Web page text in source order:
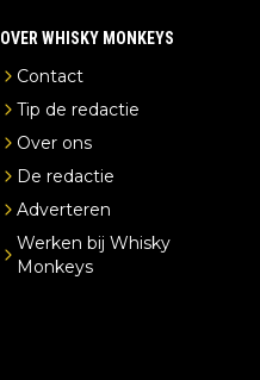
OVER WHISKY MONKEYS
Contact
Tip de redactie
Over ons
De redactie
Adverteren
Werken bij Whisky
Monkeys